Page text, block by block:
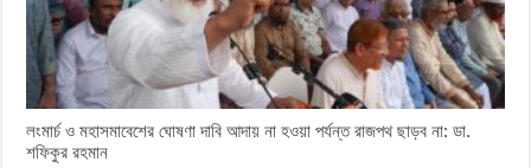
লংমার্চ ও মহাসমাবেশের ঘোষণা দাবি আদায় না হওয়া পর্যন্ত রাজপথ ছাড়ব না: ডা.
শফিকুর রহমান